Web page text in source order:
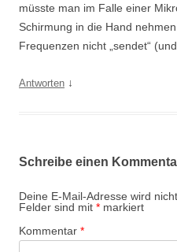
müsste man im Falle einer
Schirmung in die Hand
Frequenzen nicht „sendet“
Antworten ↓
Schreibe einen
Deine E-Mail-Adresse wird
Felder sind mit * markiert
Kommentar *